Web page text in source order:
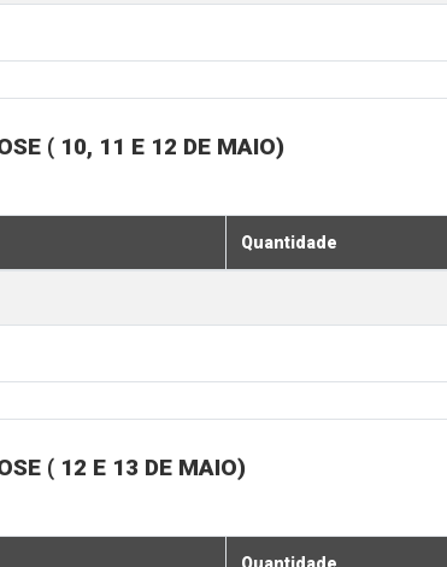
( 10, 11 E 12 DE MAIO)
Quantidade
( 12 E 13 DE MAIO)